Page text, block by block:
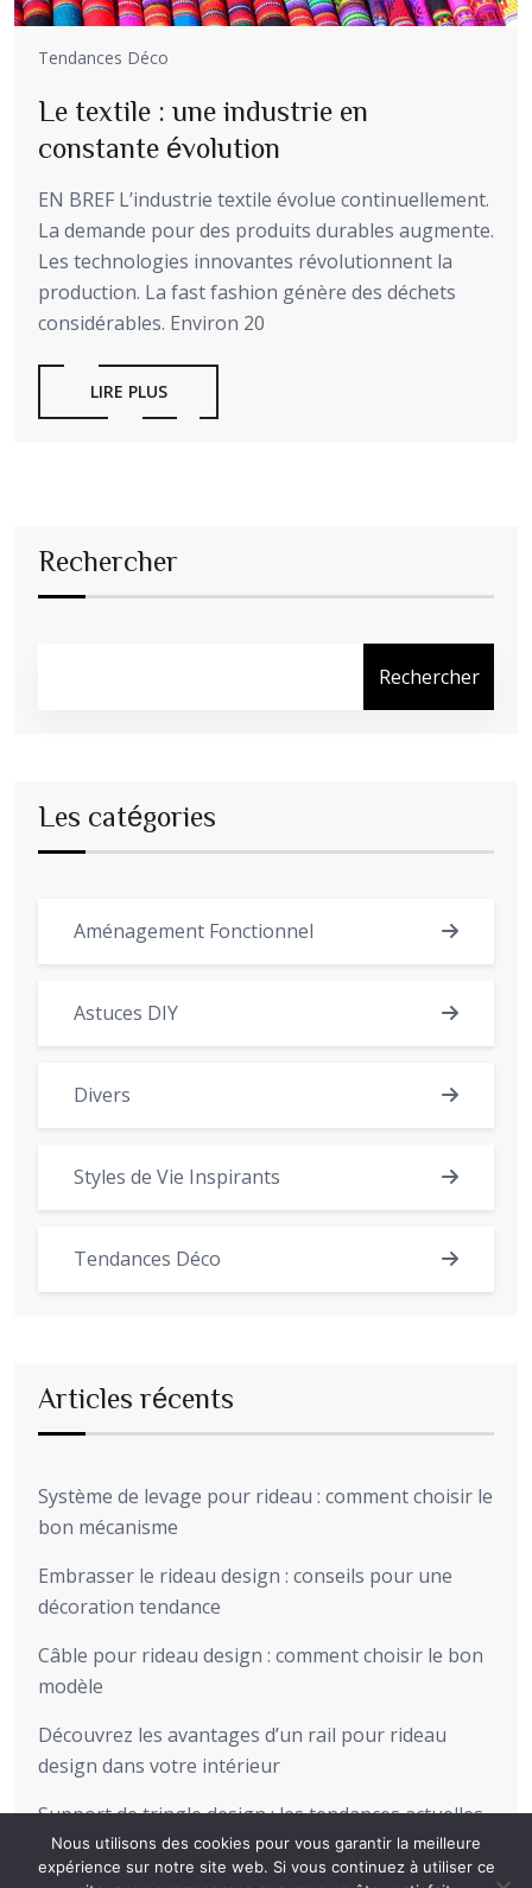
Tendances Déco
Le textile : une industrie en
constante évolution
EN BREF L’industrie textile évolue continuellement.
La demande pour des produits durables augmente.
Les technologies innovantes révolutionnent la
production. La fast fashion génère des déchets
considérables. Environ 20
LIRE PLUS
Rechercher
Rechercher
Les catégories
Aménagement Fonctionnel
Astuces DIY
Divers
Styles de Vie Inspirants
Tendances Déco
Articles récents
Système de levage pour rideau : comment choisir le
bon mécanisme
Embrasser le rideau design : conseils pour une
décoration tendance
Câble pour rideau design : comment choisir le bon
modèle
Découvrez les avantages d’un rail pour rideau
design dans votre intérieur
Support de tringle design : les tendances actuelles
pour sublimer votre intérieur
Nous utilisons des cookies pour vous garantir la meilleure
expérience sur notre site web. Si vous continuez à utiliser ce